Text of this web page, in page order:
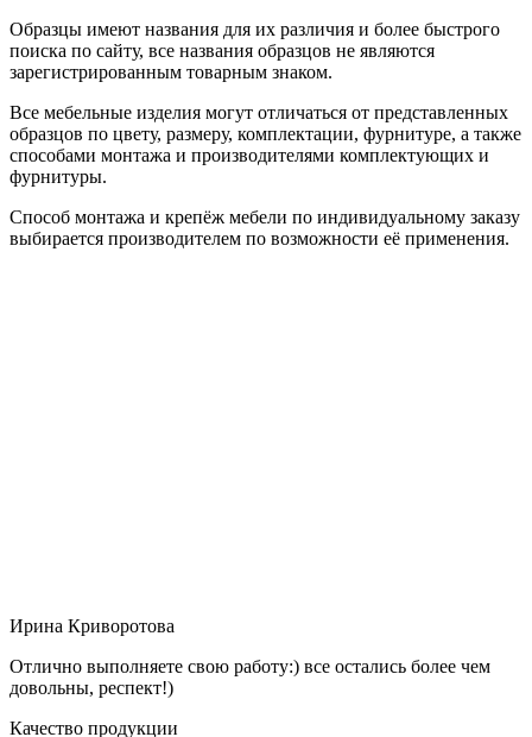
Образцы имеют названия для их различия и более быстрого
поиска по сайту, все названия образцов не являются
зарегистрированным товарным знаком.
Все мебельные изделия могут отличаться от представленных
образцов по цвету, размеру, комплектации, фурнитуре, а также
способами монтажа и производителями комплектующих и
фурнитуры.
Способ монтажа и крепёж мебели по индивидуальному заказу
выбирается производителем по возможности её применения.
Ирина Криворотова
Отлично выполняете свою работу:) все остались более чем
довольны, респект!)
Качество продукции